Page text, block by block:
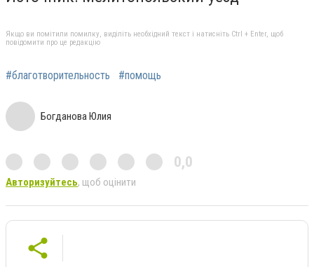
Якщо ви помітили помилку, виділіть необхідний текст і натисніть Ctrl + Enter, щоб
повідомити про це редакцію
#благотворительность #помощь
Богданова Юлия
0,0
Авторизуйтесь, щоб оцінити